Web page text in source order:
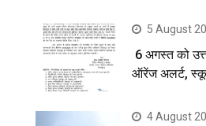
5 August
6 अगस्त को
ऑरेंज अलर्ट,
4 August